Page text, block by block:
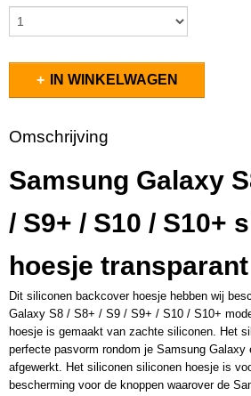
IN WINKELWAGEN
Omschrijving
Samsung Galaxy
/ S9+ / S10 / S10+
hoesje
Dit siliconen backcover hoesje hebben wij
Galaxy S8 / S8+ / S9 / S9+ / S10 / S10+
hoesje is gemaakt van zachte siliconen. Het
perfecte pasvorm rondom je Samsung Galaxy
afgewerkt. Het siliconen siliconen hoesje is
bescherming voor de knoppen waarover de